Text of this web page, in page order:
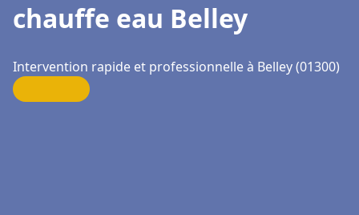
chauffe eau Belley
Intervention rapide et professionnelle à Belley (01300)